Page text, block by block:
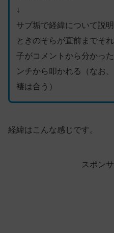
↓
サブ垢で経緯について説
ときのそらが直前までそ
子がコメントから分かっ
ンチから叩かれる（なお
褄は合う）
経緯はこんな感じです。
スポン